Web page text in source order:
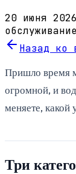
20 июня
обслуживание
Назад ко
Пришло время
огромной, и
меняете, какой
Три